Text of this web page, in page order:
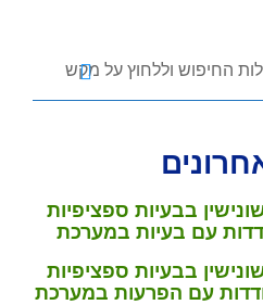
בבעיות ספציפיות
עם בעיות במערכת
בבעיות ספציפיות
עם הפרעות במערכת